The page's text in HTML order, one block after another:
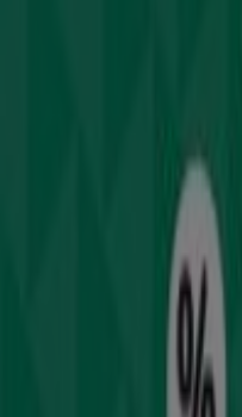
Προσφορές
Άλλες
Παιχνίδια σε
Γρήγορη ματιά
προσφορές
Παιδιά &
Κατάλογοι και
Mothercare σε